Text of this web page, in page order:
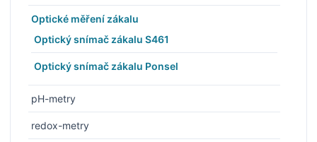
Optické měření zákalu
Optický snímač zákalu S461
Optický snímač zákalu Ponsel
pH-metry
redox-metry